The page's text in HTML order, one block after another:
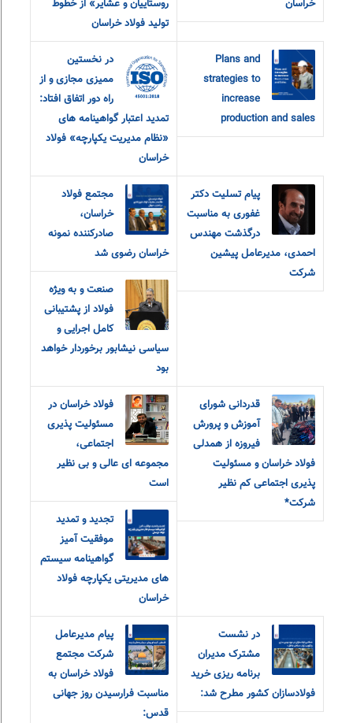
خراسان
روستاییان و عشایر» از خطوط
تولید فولاد خراسان
Plans and
strategies to
increase
production and sales
در نخستین
ممیزی مجازی و از
راه دور اتفاق افتاد:
تمدید اعتبار گواهینامه های
«نظام مدیریت یکپارچه» فولاد
خراسان
پیام تسلیت دکتر
غفوری به مناسبت
درگذشت مهندس
احمدی، مدیرعامل پیشین
شرکت
مجتمع فولاد
خراسان،
صادرکننده نمونه
خراسان رضوی شد
صنعت و به ویژه
فولاد از پشتیبانی
کامل اجرایی و
سیاسی نیشابور برخوردار خواهد
بود
قدردانی شورای
آموزش و‌ پرورش
فیروزه از همدلی
فولاد خراسان و مسئولیت
پذیری اجتماعی کم نظیر
شرکت*
فولاد خراسان در
مسئولیت پذیری
اجتماعی،
مجموعه ای عالی و بی نظیر
است
تجدید و تمدید
موفقیت آمیز
گواهینامه سیستم
های مدیریتی یکپارچه فولاد
خراسان
در نشست
مشترک مدیران
برنامه ریزی خرید
فولادسازان کشور مطرح شد:
پیام مدیرعامل
شرکت مجتمع
فولاد خراسان به
مناسبت فرارسیدن روز جهانی
قدس: